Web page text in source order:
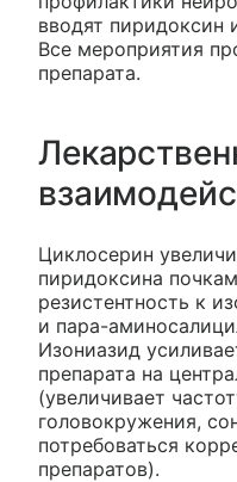
вводят пиридоксин
Все мероприятия
препарата.
Циклосерин
пиридоксина
резистентность к
и пара-
Изониазид
препарата на
(увеличивает
головокружения,
потребоваться
препаратов).